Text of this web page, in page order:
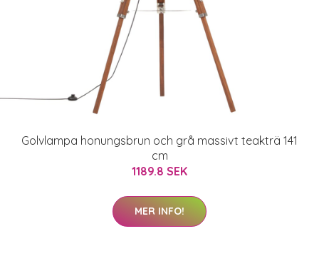
Golvlampa honungsbrun och grå massivt teakträ 141
cm
1189.8 SEK
MER INFO!